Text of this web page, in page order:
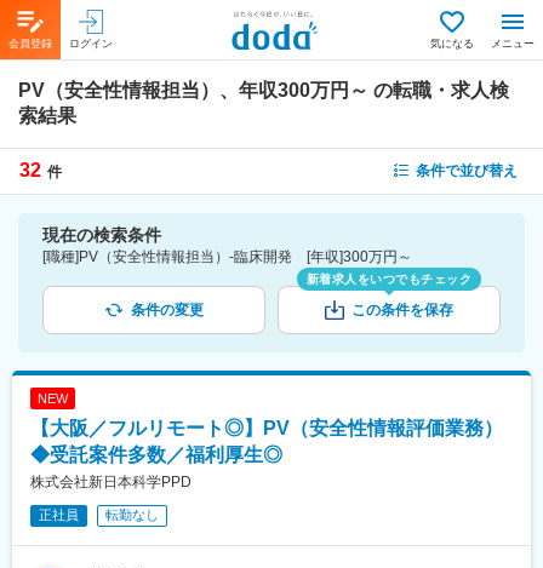
会員登録 ログイン 気になる メニュー
PV（安全性情報担当）、年収300万円～ の転職・求人検
索結果
32 件 条件で並び替え
現在の検索条件
[職種]PV（安全性情報担当）-臨床開発 [年収]300万円～
条件の変更
新着求人をいつでもチェック
この条件を保存
NEW
【大阪／フルリモート◎】PV（安全性情報評価業務）
◆受託案件多数／福利厚生◎
株式会社新日本科学PPD
正社員 転勤なし